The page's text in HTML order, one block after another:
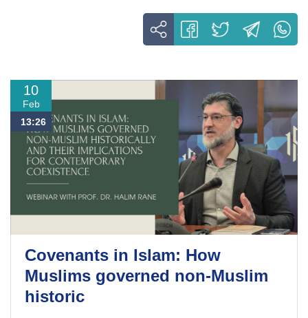
10
Feb
13:26
Covenants in Islam: How
Muslims governed non-Muslim
historic